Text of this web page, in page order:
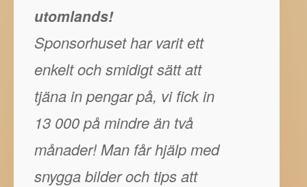
utomlands!
Sponsorhuset har varit ett
enkelt och smidigt sätt att
tjäna in pengar på, vi fick in
13 000 på mindre än två
månader! Man får hjälp med
snygga bilder och tips att